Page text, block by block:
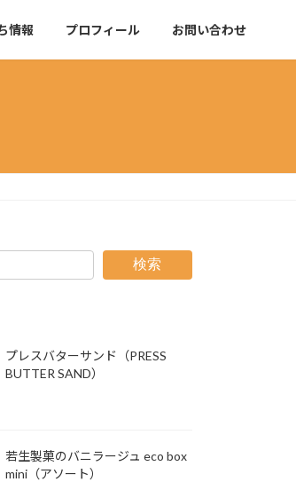
情報 プロフィール お問い合わせ
検索
プレスバターサンド（PRESS
BUTTER SAND）
若生製菓のバニラージュ eco box
mini（アソート）